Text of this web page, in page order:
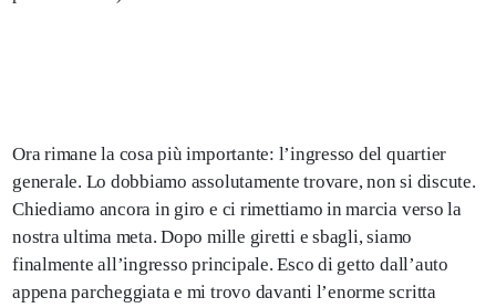
Ora rimane la cosa più importante: l’ingresso del quartier
generale. Lo dobbiamo assolutamente trovare, non si discute.
Chiediamo ancora in giro e ci rimettiamo in marcia verso la
nostra ultima meta. Dopo mille giretti e sbagli, siamo
finalmente all’ingresso principale. Esco di getto dall’auto
appena parcheggiata e mi trovo davanti l’enorme scritta